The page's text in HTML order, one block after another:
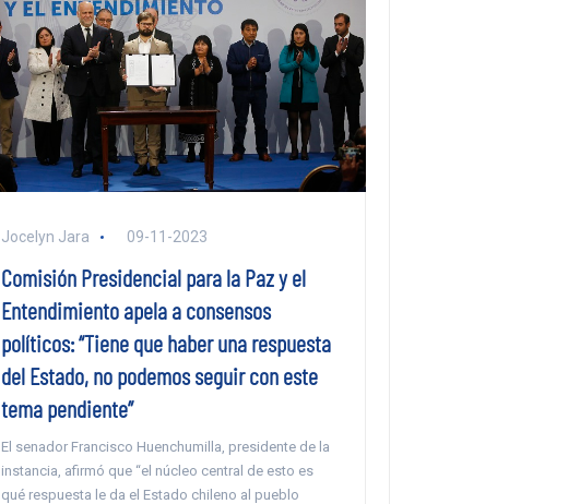
Jocelyn Jara 09-11-2023
Comisión Presidencial para la Paz y el
Entendimiento apela a consensos
políticos: “Tiene que haber una respuesta
del Estado, no podemos seguir con este
tema pendiente”
El senador Francisco Huenchumilla, presidente de la
instancia, afirmó que “el núcleo central de esto es
qué respuesta le da el Estado chileno al pueblo